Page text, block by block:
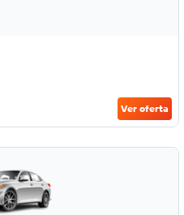
Ver oferta